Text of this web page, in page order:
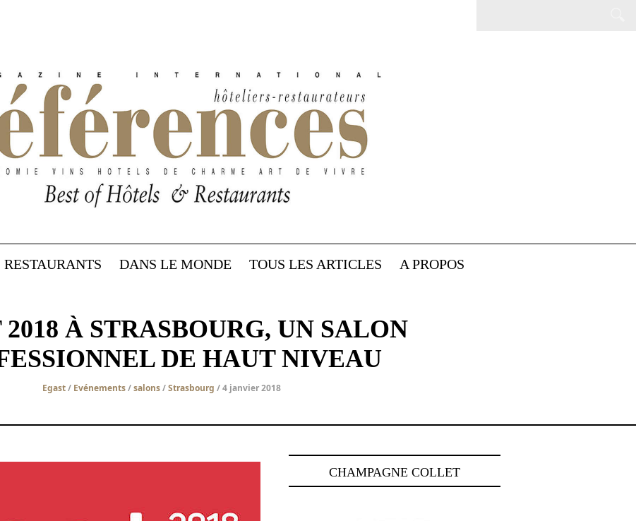
RESTAURANTS DANS LE MONDE TOUS LES ARTICLES A PROPOS
À STRASBOURG, UN SALON
DE HAUT NIVEAU
Egast/ Evénements/salons/Strasbourg / 4 janvier 2018
CHAMPAGNE COLLET